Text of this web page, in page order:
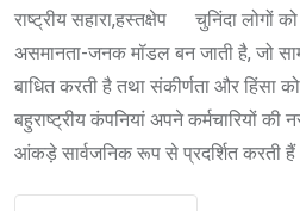
राष्ट्रीय सहारा,हस्तक्षेप चुनिंदा लोगों
असमानता-जनक मॉडल बन जाती है, जो
बाधित करती है तथा संकीर्णता और हिंसा
बहुराष्ट्रीय कंपनियां अपने कर्मचारियों की
आंकड़े सार्वजनिक रूप से प्रदर्शित करती